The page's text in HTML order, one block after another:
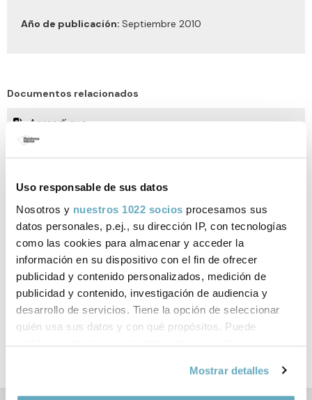
Uso responsable de sus datos
Nosotros y nuestros 1022 socios procesamos sus
datos personales, p.ej., su dirección IP, con tecnologías
como las cookies para almacenar y acceder la
información en su dispositivo con el fin de ofrecer
publicidad y contenido personalizados, medición de
publicidad y contenido, investigación de audiencia y
desarrollo de servicios. Tiene la opción de seleccionar
quién usa sus datos y con qué propósitos. Puede
cambiar o retirar su consentimiento en cualquier
Mostrar detalles
Año de publicación: Septiembre 2010
Documentos relacionados
Aprendí que...